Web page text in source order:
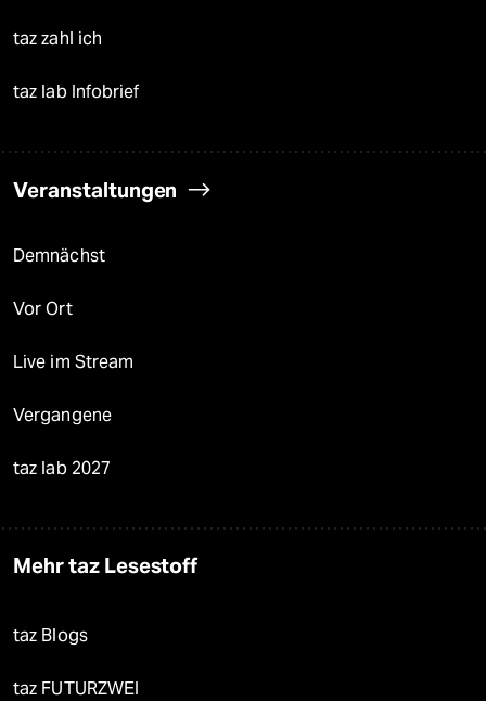
taz zahl ich
taz lab Infobrief
Veranstaltungen
Demnächst
Vor Ort
Live im Stream
Vergangene
taz lab 2027
Mehr taz Lesestoff
taz Blogs
taz FUTURZWEI